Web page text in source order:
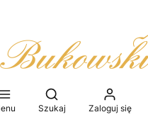
Otwórz wyszukiwarkę
Szukaj Zaloguj się